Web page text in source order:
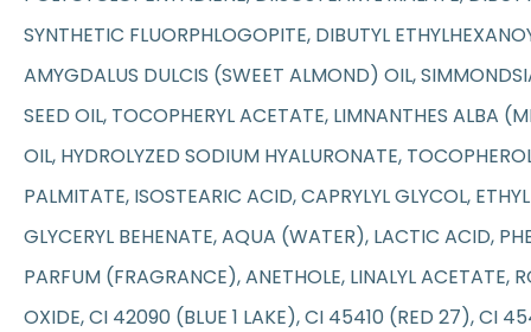
SYNTHETIC FLUORPHLOGOPITE, DIBUTYL
AMYGDALUS DULCIS (SWEET ALMOND) OIL,
SEED OIL, TOCOPHERYL ACETATE, LIMNANTHES ALBA
OIL, HYDROLYZED SODIUM HYALURONATE,
PALMITATE, ISOSTEARIC ACID, CAPRYLYL GLYCOL,
GLYCERYL BEHENATE, AQUA (WATER), LACTIC ACID,
PARFUM (FRAGRANCE), ANETHOLE, LINALYL ACETATE,
OXIDE, CI 42090 (BLUE 1 LAKE), CI 45410 (RED 27), CI